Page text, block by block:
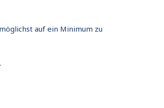
auf ein Minimum zu